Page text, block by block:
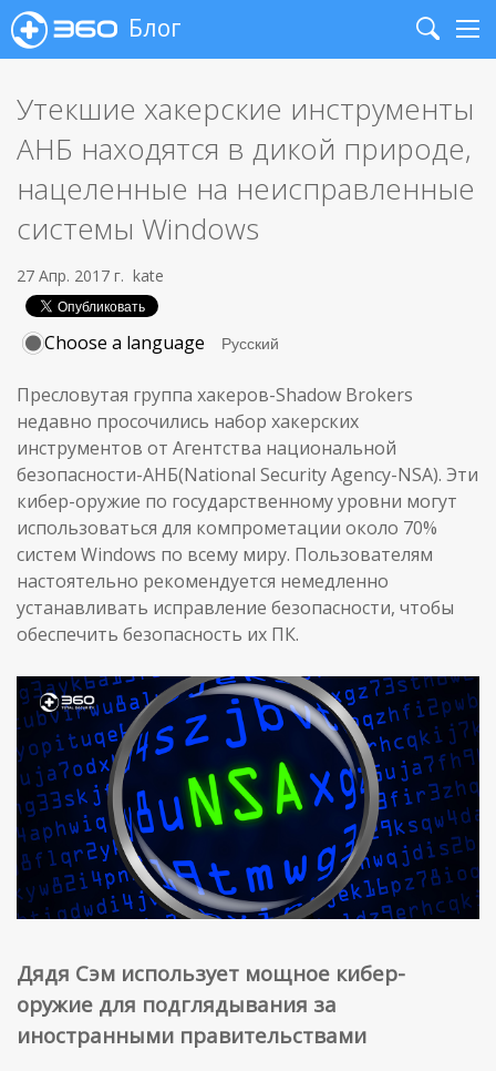
Блог
Search
Утекшие хакерские инструменты
АНБ находятся в дикой природе,
нацеленные на неисправленные
системы Windows
27 Апр. 2017 г. kate
Choose a language
Пресловутая группа хакеров-Shadow Brokers
недавно просочились набор хакерских
инструментов от Агентства национальной
безопасности-АНБ(National Security Agency-NSA). Эти
кибер-оружие по государственному уровни могут
использоваться для компрометации около 70%
систем Windows по всему миру. Пользователям
настоятельно рекомендуется немедленно
устанавливать исправление безопасности, чтобы
обеспечить безопасность их ПК.
Дядя Сэм использует мощное кибер-
оружие для подглядывания за
иностранными правительствами